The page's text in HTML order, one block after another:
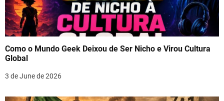
Como o Mundo Geek Deixou de Ser Nicho e Virou Cultura
Global
3 de June de 2026